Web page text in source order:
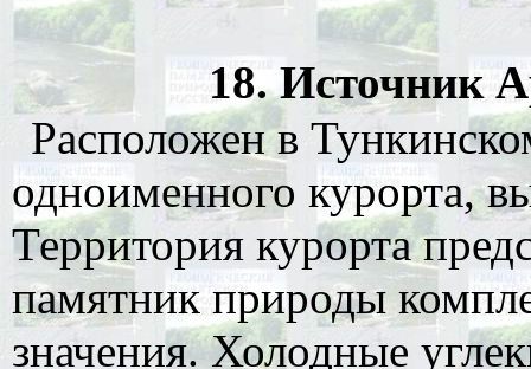
18. Источник
Расположен в
одноименного курорта,
Территория курорта
памятник природы
значения. Холодные